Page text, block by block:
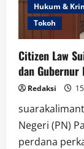
Hukum &
Tokoh
Citizen Law
dan Gubernur
Redaksi
Negeri (PN)
perdana